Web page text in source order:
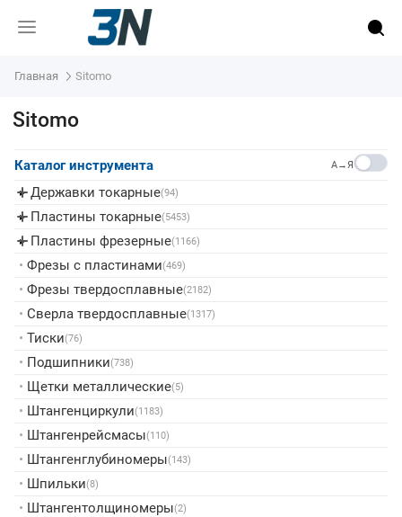
Главная Sitomo
Sitomo
Каталог инструмента A→Я
▸ Державки токарные(94)
▸ Пластины токарные(5453)
▸ Пластины фрезерные(1166)
• Фрезы с пластинами(469)
• Фрезы твердосплавные(2182)
• Сверла твердосплавные(1317)
• Тиски(76)
• Подшипники(738)
• Щетки металлические(5)
• Штангенциркули(1183)
• Штангенрейсмасы(110)
• Штангенглубиномеры(143)
• Шпильки(8)
• Штангентолщиномеры(2)